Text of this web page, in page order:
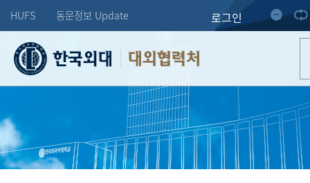
HUFS 동문정보 Update 로그인
대외협력처